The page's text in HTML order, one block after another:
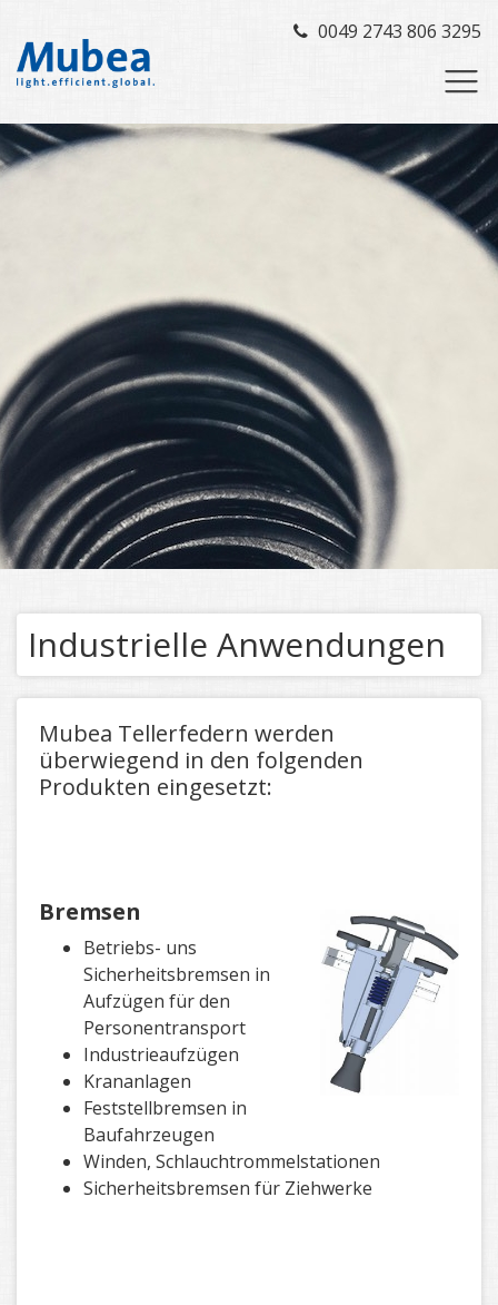
0049 2743 806 3295
Industrielle Anwendungen
Mubea Tellerfedern werden
überwiegend in den folgenden
Produkten eingesetzt:
Bremsen
Betriebs- uns
Sicherheitsbremsen in
Aufzügen für den
Personentransport
Industrieaufzügen
Krananlagen
Feststellbremsen in
Baufahrzeugen
Winden, Schlauchtrommelstationen
Sicherheitsbremsen für Ziehwerke